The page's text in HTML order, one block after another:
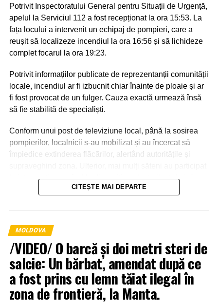
Potrivit Inspectoratului General pentru Situații de Urgență,
apelul la Serviciul 112 a fost recepționat la ora 15:53. La
fața locului a intervenit un echipaj de pompieri, care a
reușit să localizeze incendiul la ora 16:56 și să lichideze
complet focarul la ora 19:23.
Potrivit informațiilor publicate de reprezentanții comunității
locale, incendiul ar fi izbucnit chiar înainte de ploaie și ar
fi fost provocat de un fulger. Cauza exactă urmează însă
să fie stabilită de specialiști.
Conform unui post de televiziune local, până la sosirea
pompierilor, localnicii s-au mobilizat și au încercat să
împiedice extinderea flăcărilor, alertând autoritățile și
la intervenție, punând la dispoziția salvatorilor tehnică
agricolă și transportând apă pentru stingerea incendiului.
CITEȘTE MAI DEPARTE
MOLDOVA
/VIDEO/ O barcă și doi metri steri de
salcie: Un bărbat, amendat după ce
a fost prins cu lemn tăiat ilegal în
zona de frontieră, la Manta.